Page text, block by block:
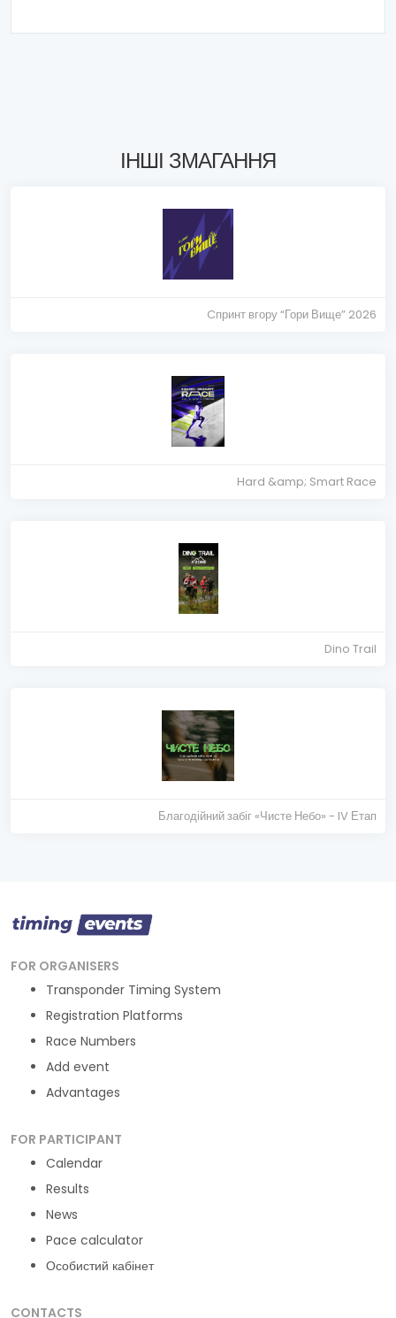
ІНШІ ЗМАГАННЯ
Cпринт вгору “Гори Вище” 2026
Hard &amp; Smart Race
Dino Trail
Благодійний забіг «Чисте Небо» - IV Етап
FOR ORGANISERS
Transponder Timing System
Registration Platforms
Race Numbers
Add event
Advantages
FOR PARTICIPANT
Calendar
Results
News
Pace calculator
Особистий кабінет
CONTACTS